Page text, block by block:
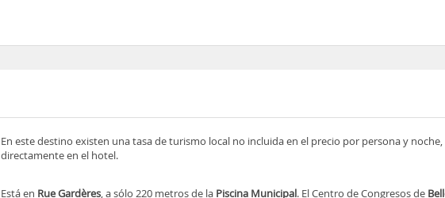
En este destino existen una tasa de turismo local no incluida en el precio por persona y
directamente en el hotel.
Está en Rue Gardères, a sólo 220 metros de la Piscina Municipal. El Centro de Congresos de